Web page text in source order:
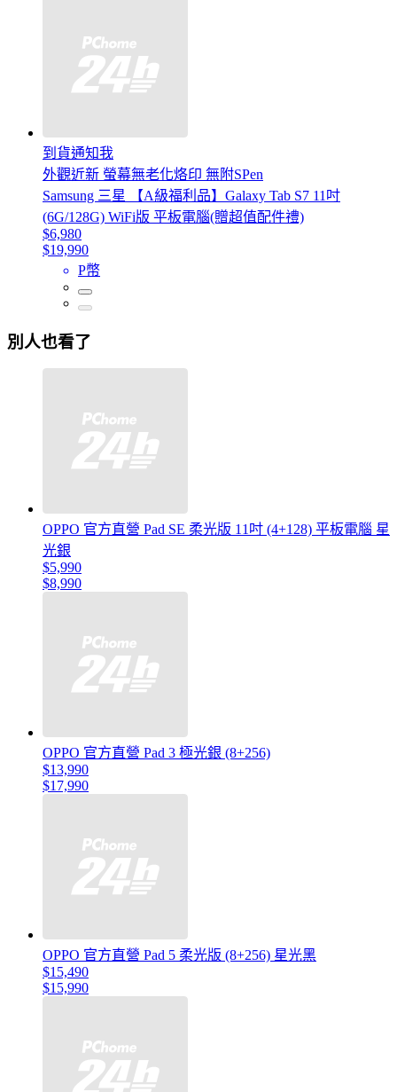
到貨通知我
外觀近新 螢幕無老化烙印 無附SPen
Samsung 三星 【A級福利品】Galaxy Tab S7 11吋
(6G/128G) WiFi版 平板電腦(贈超值配件禮)
$6,980
$19,990
P幣
別人也看了
OPPO 官方直營 Pad SE 柔光版 11吋 (4+128) 平板電腦 星
光銀
$5,990
$8,990
OPPO 官方直營 Pad 3 極光銀 (8+256)
$13,990
$17,990
OPPO 官方直營 Pad 5 柔光版 (8+256) 星光黑
$15,490
$15,990